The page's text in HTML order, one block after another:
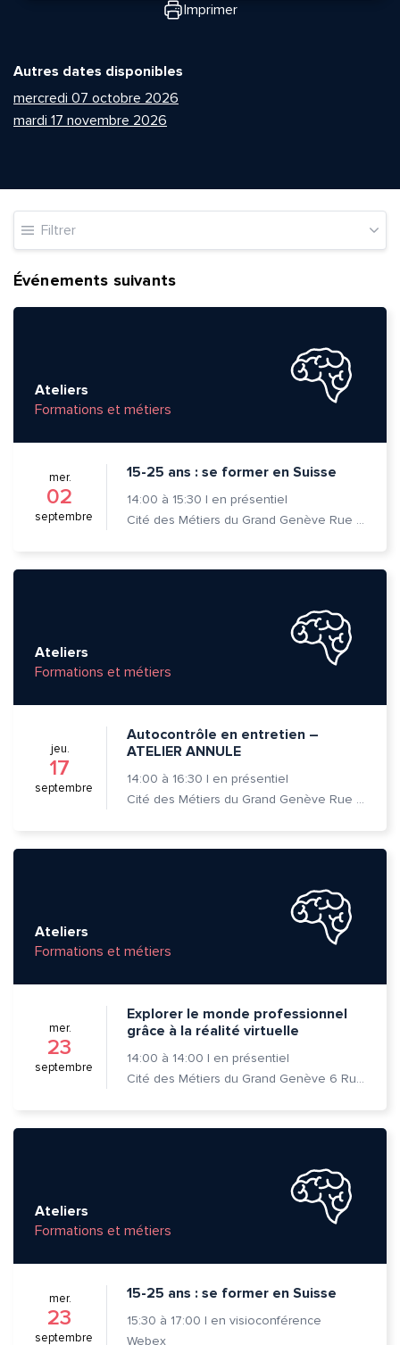
Imprimer
Autres dates disponibles
mercredi 07 octobre 2026
mardi 17 novembre 2026
Filtrer
Événements suivants
Ateliers
Formations et métiers
mer.
02
septembre
15-25 ans : se former en Suisse
14:00 à 15:30 | en présentiel
Cité des Métiers du Grand Genève Rue Prévost-Martin 6 1205 Genève
Ateliers
Formations et métiers
jeu.
17
septembre
Autocontrôle en entretien –
ATELIER ANNULE
14:00 à 16:30 | en présentiel
Cité des Métiers du Grand Genève Rue Prévost-Martin 6 1205 Genève
Ateliers
Formations et métiers
mer.
23
septembre
Explorer le monde professionnel
grâce à la réalité virtuelle
14:00 à 14:00 | en présentiel
Cité des Métiers du Grand Genève 6 Rue Prévost-Martin 1205 Genève
Ateliers
Formations et métiers
mer.
23
septembre
15-25 ans : se former en Suisse
15:30 à 17:00 | en visioconférence
Webex